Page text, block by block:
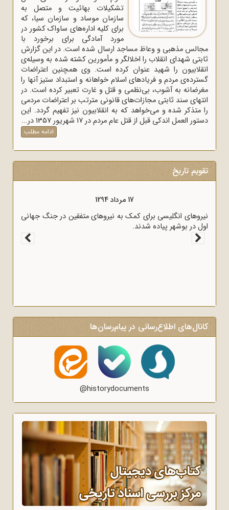
تشکیلات بهائیت و متصل به
سازمان موساد و سازمان سیا، که
برای کلیه اداره‌های ساواک‌ کشور در
مورد آمادگی برای برخورد با
مجالس مذهبی و وعاظ مساجد ارسال شده است. در این گزارش
ثابتی شهدای انقلاب را اخلالگر و مأمورین کشته شده به وسیله‌ی
انقلابیون را شهید عنوان کرده است. وی همچنین اعتراضات
گسترده‌ی مردم و فریادهای اسلام خواهانه و استبداد ستیز آنها را
مغرضانه به آشوب، بی‌نظمی و قتل و غارت تعبیر کرده است. در
انتهای سند ثابتی مجازات‌های قانونی مترتب بر اعتراضات مردمی
را متذکر شده و می‌خواهد که به انقلابیون نیز تفهیم گردد. این
دستور العمل اندکی قبل از قتل عام مردم در 17 شهریور 1357 در...
ادامه مطلب
تقویم تاریخ
قرارداد 1919 که عملاً ایران را مستعمره انگلستان می‌کرد، به وسیله
وثوق‌الدوله با انگلیسی‌ها امضا شد.
کانال‌های اطلاع‌رسانی در پیام‌رسان‌ها
@historydocuments